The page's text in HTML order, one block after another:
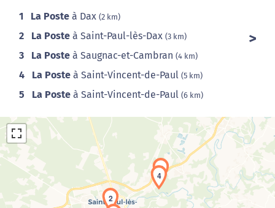
1 La Poste à Dax (2 km)
2 La Poste à Saint-Paul-lès-Dax (3 km)
3 La Poste à Saugnac-et-Cambran (4 km)
4 La Poste à Saint-Vincent-de-Paul (5 km)
5 La Poste à Saint-Vincent-de-Paul (6 km)
2
4
5